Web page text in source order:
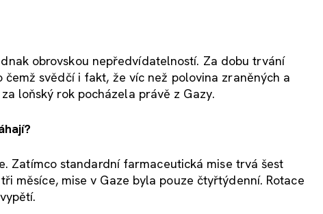
obrovskou nepředvídatelností. Za dobu trvání
svědčí i fakt, že víc než polovina zraněných a
loňský rok pocházela právě z Gazy.
Zatímco standardní farmaceutická mise trvá šest
měsíce, mise v Gaze byla pouze čtyřtýdenní. Rotace